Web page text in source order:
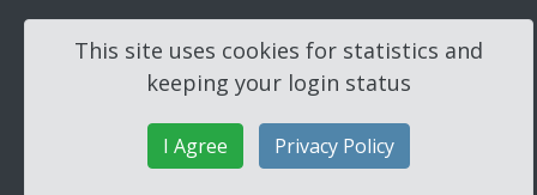
This site uses cookies for statistics and
keeping your login status
I Agree Privacy Policy